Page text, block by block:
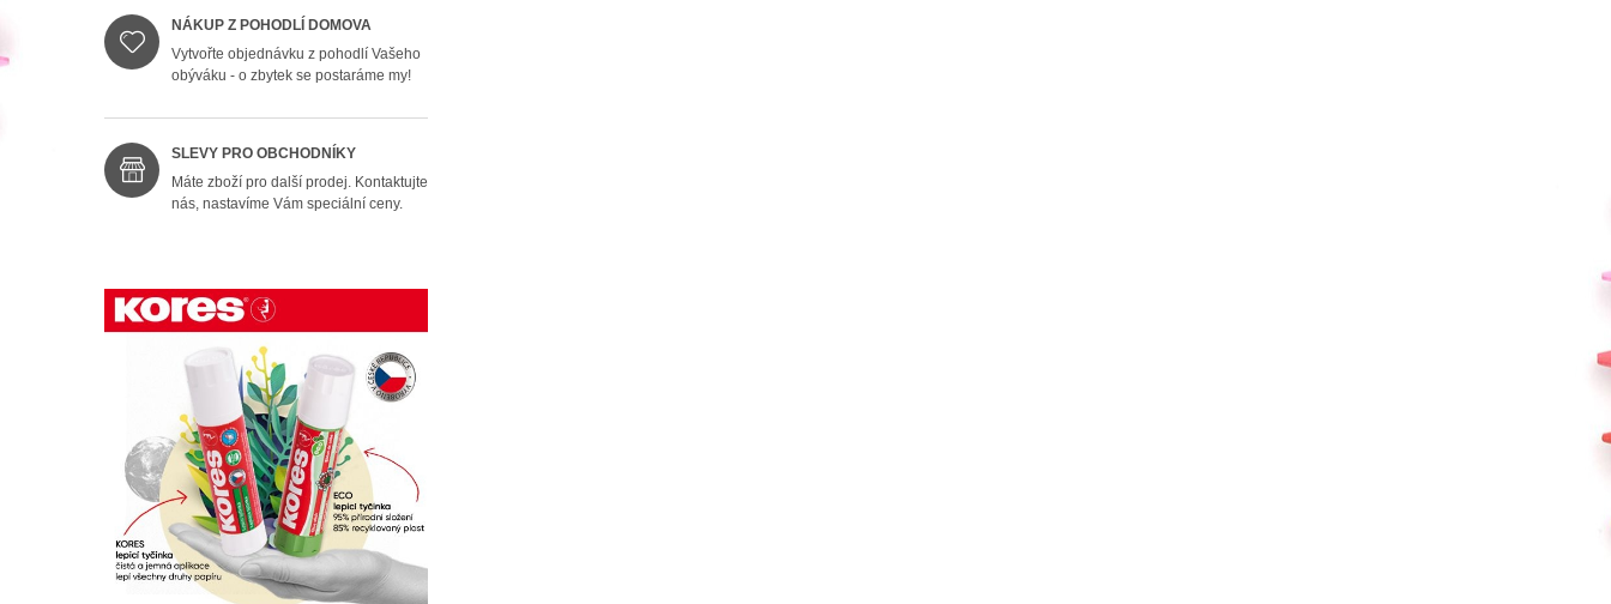
NÁKUP Z POHODLÍ DOMOVA
Vytvořte objednávku z pohodlí Vašeho
obýváku - o zbytek se postaráme my!
SLEVY PRO OBCHODNÍKY
Máte zboží pro další prodej. Kontaktujte
nás, nastavíme Vám speciální ceny.